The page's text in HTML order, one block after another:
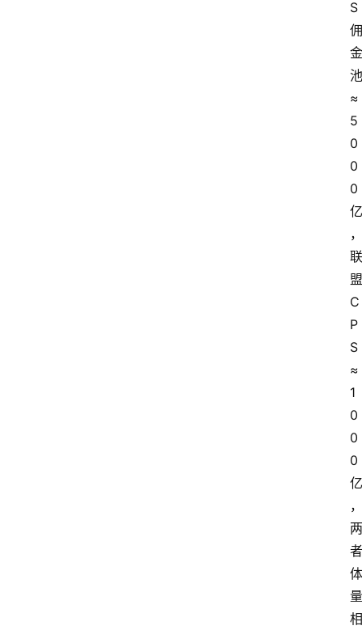
S
佣
金
池
≈
5
0
0
0
亿
，
联
盟
C
P
S
≈
1
0
0
0
亿
，
两
者
体
量
相